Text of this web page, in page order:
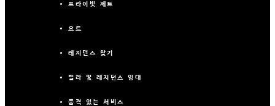
프라이빗 제트
요트
레지던스 찾기
빌라 및 레지던스 임대
품격 있는 서비스